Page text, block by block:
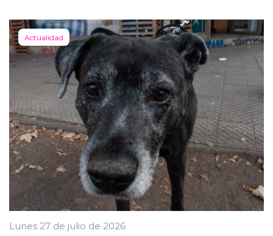
Actualidad
Lunes 27 de julio de 2026